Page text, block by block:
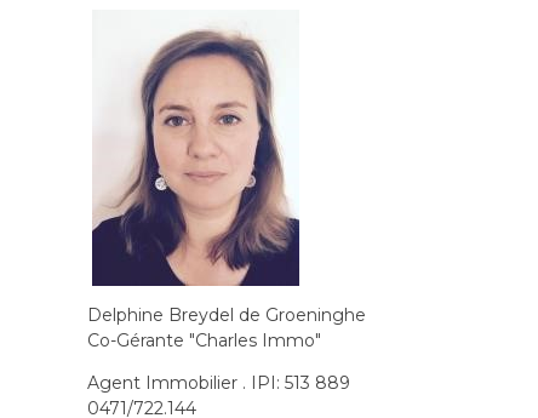
Delphine Breydel de Groeninghe
Co-Gérante "Charles Immo"
Agent Immobilier . IPI: 513 889
0471/722.144